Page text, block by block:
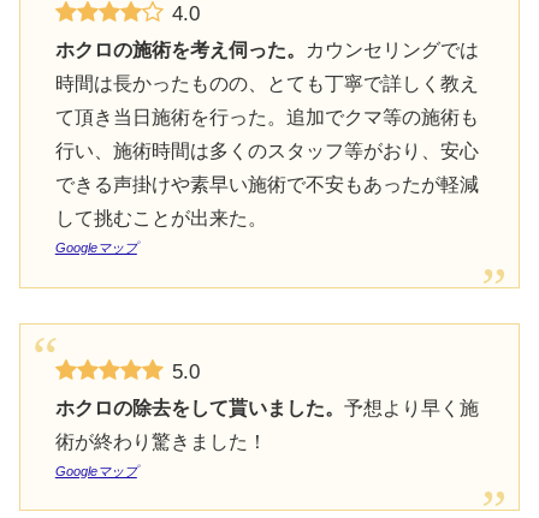
4.0
ホクロの施術を考え伺った。
カウンセリングでは
時間は長かったものの、とても丁寧で詳しく教え
て頂き当日施術を行った。追加でクマ等の施術も
行い、施術時間は多くのスタッフ等がおり、安心
できる声掛けや素早い施術で不安もあったが軽減
して挑むことが出来た。
Googleマップ
5.0
ホクロの除去をして貰いました。 予想より早く施
術が終わり驚きました！
Googleマップ